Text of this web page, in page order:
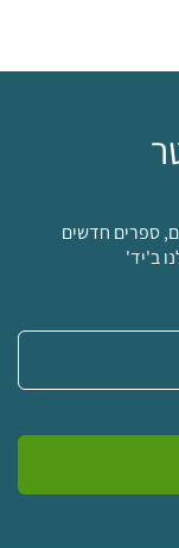
ספרים חדשים
ב'יד'